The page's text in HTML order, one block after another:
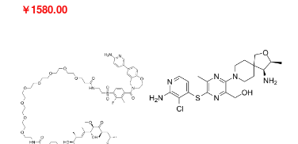
￥1580.00